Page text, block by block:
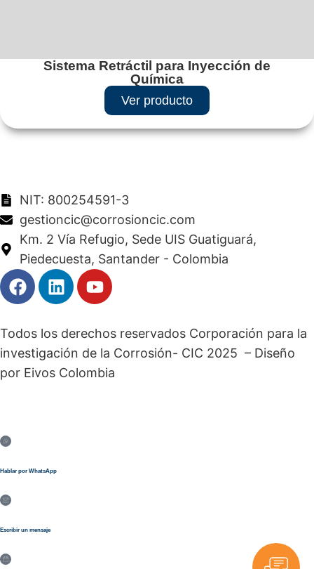
Sistema Retráctil para Inyección de
Química
Ver producto
NIT: 800254591-3
gestioncic@corrosioncic.com
Km. 2 Vía Refugio, Sede UIS Guatiguará,
Piedecuesta, Santander - Colombia
Todos los derechos reservados Corporación para la
investigación de la Corrosión- CIC 2025 – Diseño
por Eivos Colombia
Hablar por WhatsApp
Escribir un mensaje